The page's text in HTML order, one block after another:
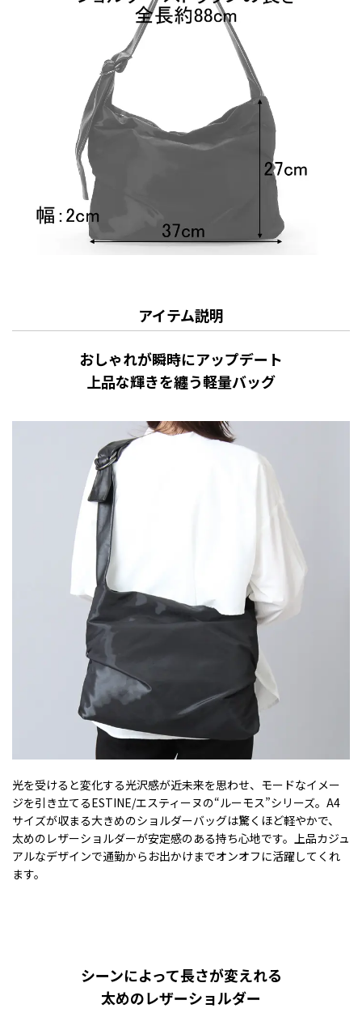
アイテム説明
おしゃれが瞬時にアップデート
上品な輝きを纏う軽量バッグ
光を受けると変化する光沢感が近未来を思わせ、モードなイメー
ジを引き立てるESTINE/エスティーヌの“ルーモス”シリーズ。A4
サイズが収まる大きめのショルダーバッグは驚くほど軽やかで、
太めのレザーショルダーが安定感のある持ち心地です。上品カジュ
アルなデザインで通勤からお出かけまでオンオフに活躍してくれ
ます。
シーンによって長さが変えれる
太めのレザーショルダー